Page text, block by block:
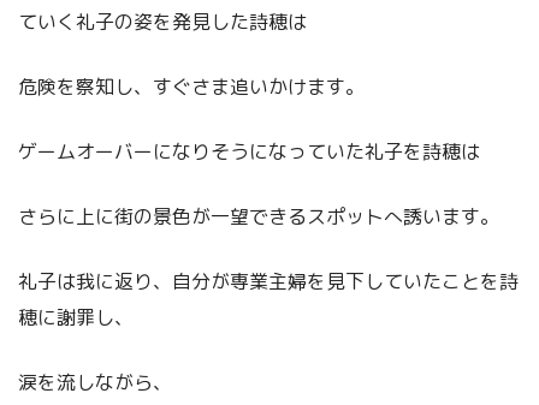
ていく礼子の姿を発見した詩穂は
危険を察知し、すぐさま追いかけます。
ゲームオーバーになりそうになっていた礼子を詩穂は
さらに上に街の景色が一望できるスポットへ誘います。
礼子は我に返り、自分が専業主婦を見下していたことを詩
穂に謝罪し、
涙を流しながら、